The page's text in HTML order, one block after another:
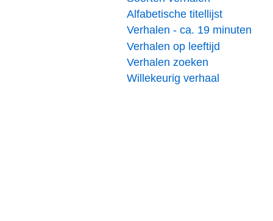
Alfabetische titellijst
Verhalen - ca. 19 minuten
Verhalen op leeftijd
Verhalen zoeken
Willekeurig verhaal